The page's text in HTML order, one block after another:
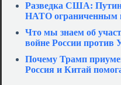
Разведка США:
НАТО ограниченным
Что мы знаем об
войне России против
Почему Трамп
Россия и Китай